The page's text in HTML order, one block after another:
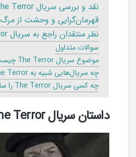
قهرمان‌گرایی و وحشت از مرگ
نظر منتقدان راجع به سریال The Terror
سوالات متداول
موضوع سریال The Terror چیست؟
چه سریال‌هایی شبیه به The Terror هستند؟
چه کسی سریال The Terror را ساخته است؟
داستان سریال The Terror